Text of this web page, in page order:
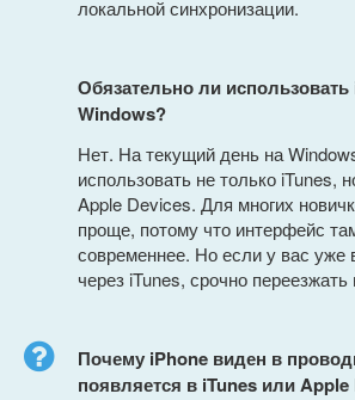
локальной синхронизации.
Обязательно ли использовать
Windows?
Нет. На текущий день на
использовать не только iTunes,
Apple Devices. Для многих
проще, потому что интерфейс
современнее. Но если у вас уже
через iTunes, срочно
Почему iPhone виден в
появляется в iTunes или Apple